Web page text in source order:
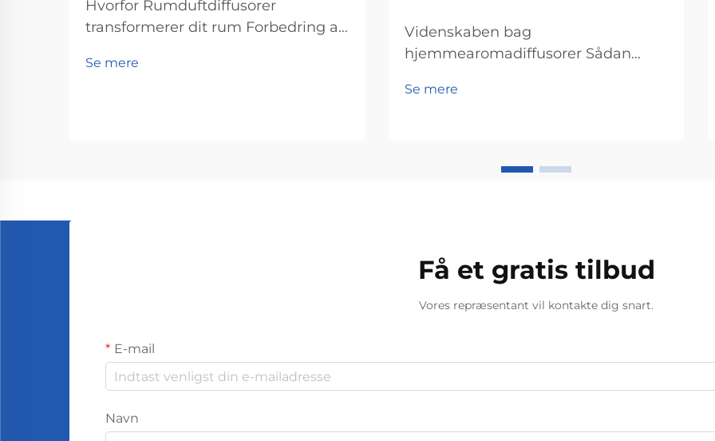
Hvorfor Rumduftdiffusorer
transformerer dit rum Forbedring af
Rumduftdiffusorer hjælper virkelig
Se mere
Videnskaben bag
hjemmearomadiffusorer Sådan
Hjemmearomadiffusorer virker
Se mere
Få et gratis tilbud
Vores repræsentant vil kontakte dig snart.
E-mail
Navn